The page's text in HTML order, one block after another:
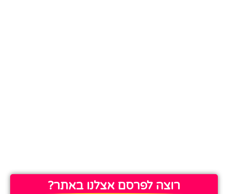
רוצה לפרסם אצלנו באתר?